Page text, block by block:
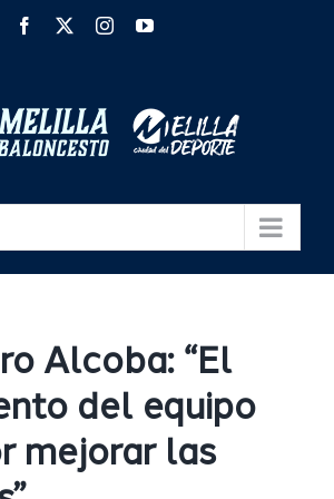
Facebook InstagramYouTube
Alcoba: “El
del equipo
mejorar las